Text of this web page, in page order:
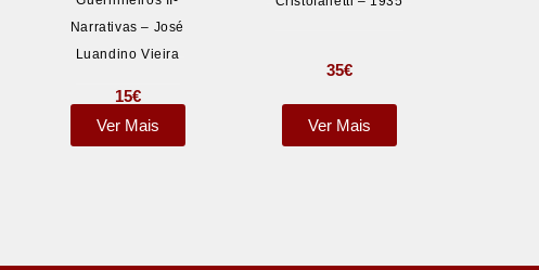
Narrativas – José
Luandino Vieira
15€
Ver Mais
35€
Ver Mais